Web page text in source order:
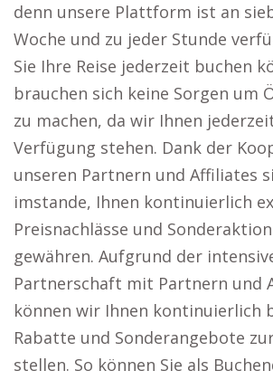
denn unsere Plattform ist an
Woche und zu jeder Stunde
Sie Ihre Reise jederzeit buchen
brauchen sich keine Sorgen um
zu machen, da wir Ihnen
Verfügung stehen. Dank der
unseren Partnern und Affiliates
imstande, Ihnen kontinuierlich
Preisnachlässe und
gewähren. Aufgrund der
Partnerschaft mit Partnern und
können wir Ihnen kontinuierlich
Rabatte und Sonderangebote
stellen. So können Sie als